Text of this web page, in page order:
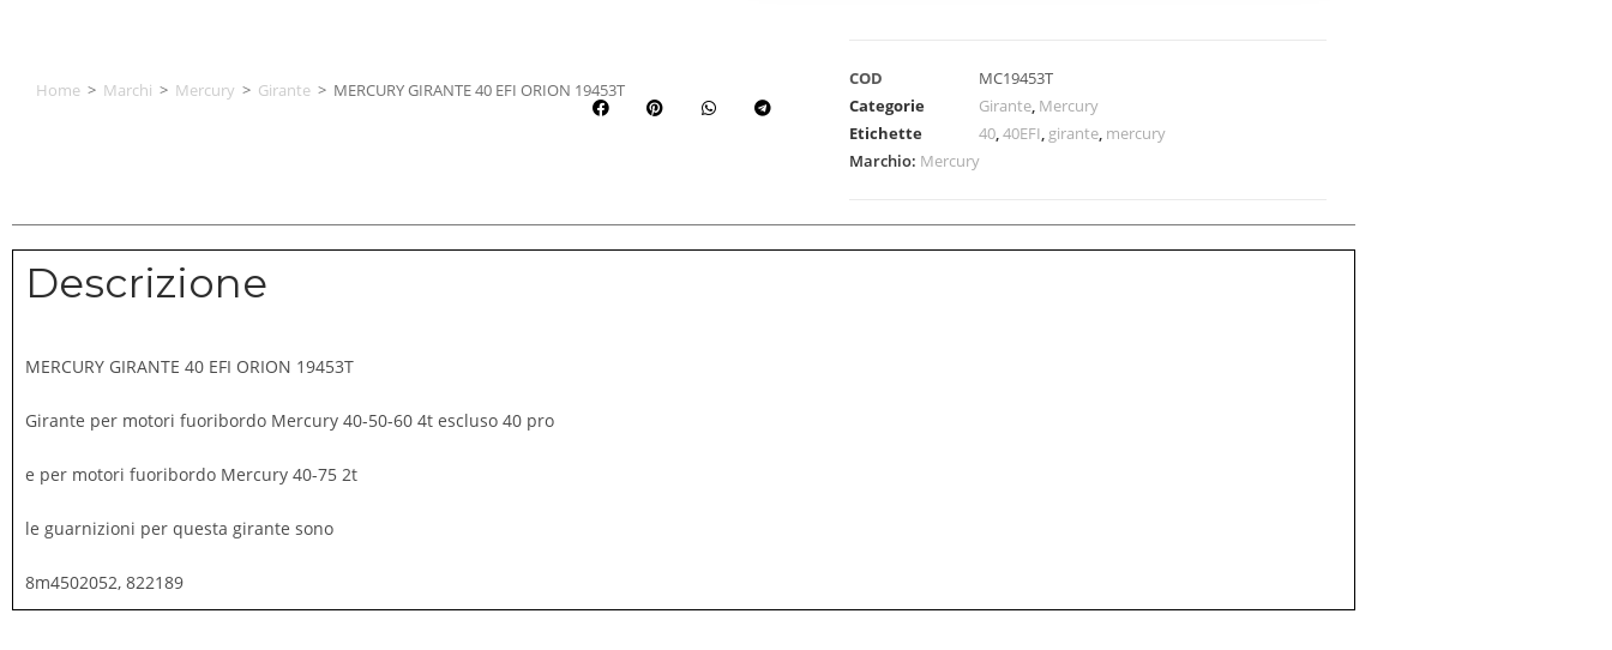
Home > Marchi > Mercury > Girante > MERCURY GIRANTE 40 EFI ORION 19453T
COD
MC19453T
Categorie
Girante, Mercury
Etichette
40,40EFI, girante, mercury
Marchio: Mercury
Descrizione
MERCURY GIRANTE 40 EFI ORION 19453T
Girante per motori fuoribordo Mercury 40-50-60 4t escluso 40 pro
e per motori fuoribordo Mercury 40-75 2t
le guarnizioni per questa girante sono
8m4502052, 822189